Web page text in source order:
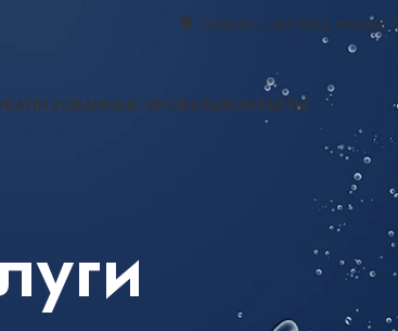
CHIȘINĂU, MEȘTERUL MANOLE 7
ПРОЕКТЫКОНТАКТЫ